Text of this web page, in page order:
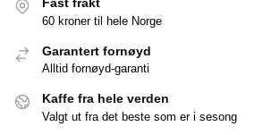
Fast frakt
60 kroner til hele Norge
Garantert fornøyd
Alltid fornøyd-garanti
Kaffe fra hele verden
Valgt ut fra det beste som er i sesong